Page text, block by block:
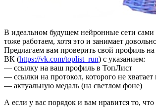
В идеальном будущем нейронные сети сами
тоже работаем, хотя это и занимает
Предлагаем вам проверить свой профиль
ВК (https://vk.com/toplist_run) с указанием:
— ссылку на ваш профиль в ТопЛист
— ссылки на протокол, которого не хватает
— актуальную медаль (на светлом фоне)
А если у вас порядок и вам нравится то,